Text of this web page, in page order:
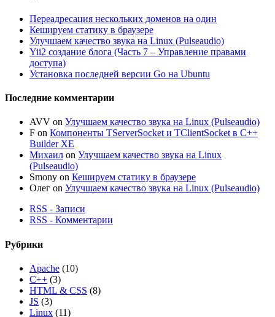
Переадресация нескольких доменов на один
Кешируем статику в браузере
Улучшаем качество звука на Linux (Pulseaudio)
Yii2 создание блога (Часть 7 – Управление правами
доступа)
Установка последней версии Go на Ubuntu
Последние комментарии
AVV on Улучшаем качество звука на Linux (Pulseaudio)
F on Компоненты TServerSocket и TClientSocket в C++
Builder XE
Михаил on Улучшаем качество звука на Linux
(Pulseaudio)
Smony on Кешируем статику в браузере
Олег on Улучшаем качество звука на Linux (Pulseaudio)
RSS - Записи
RSS - Комментарии
Рубрики
Apache (10)
C++ (3)
HTML & CSS (8)
JS (3)
Linux (11)